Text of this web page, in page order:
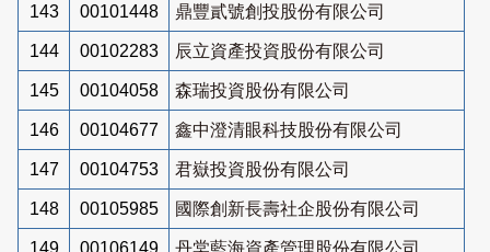
143 00101448 鼎豐貳號創投股份有限公司
144 00102283 辰立資產投資股份有限公司
145 00104058 森瑞投資股份有限公司
146 00104677 鑫中澄清眼科技股份有限公司
147 00104753 君嶽投資股份有限公司
148 00105985 國際創新長壽社企股份有限公司
149 00106149 丹棠藍海資產管理股份有限公司